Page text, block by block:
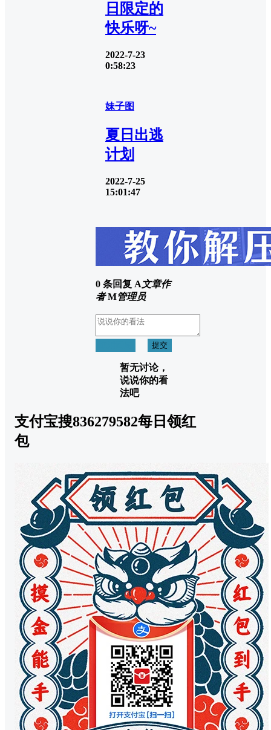
日限定的
快乐呀~
2022-7-23
0:58:23
妹子图
夏日出逃
计划
2022-7-25
15:01:47
0 条回复 A文章作
者 M管理员
提交
暂无讨论，
说说你的看
法吧
支付宝搜836279582每日领红
包